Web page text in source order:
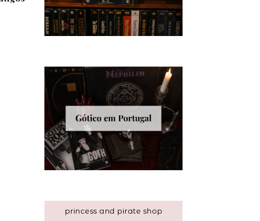
princess and pirate shop